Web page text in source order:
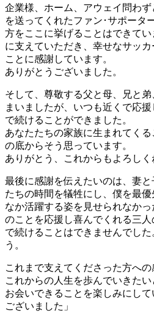
企業様、ホーム、アウェイ問わ
を送ってくれたファン･サポータ
方をここに挙げることはできて
に支えていただき、幸せなサッ
ことに感謝しています。
ありがとうございました。
そして、尊敬する父と母、兄と
まいましたが、いつも近くで応
で続けることができました。
あなたたちの家族に生まれてく
の底からそう思っています。
ありがとう、これからもよろしく
最後に感謝を伝えたいのは、妻
たちの時間を犠牲にし、僕を最
なか活躍する姿を見せられなか
のことを応援し喜んでくれる三
で続けることはできませんでし
う。
これまで支えてくださった方への
これからの人生を歩んでいきた
お会いできることを楽しみにし
ございました」